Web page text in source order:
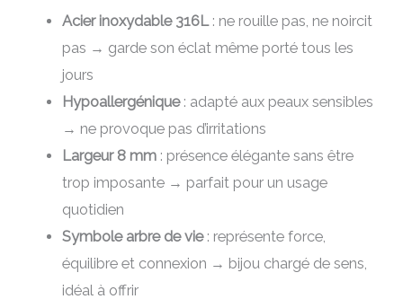
Acier inoxydable 316L: ne rouille pas, ne noircit
pas → garde son éclat même porté tous les
jours
Hypoallergénique: adapté aux peaux sensibles
→ ne provoque pas d’irritations
Largeur 8 mm : présence élégante sans être
trop imposante → parfait pour un usage
quotidien
Symbole arbre de vie: représente force,
équilibre et connexion → bijou chargé de sens,
idéal à offrir